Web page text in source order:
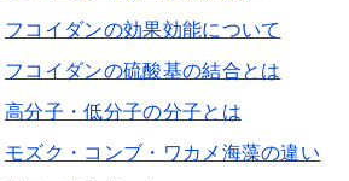
フコイダンの効果効能について
フコイダンの硫酸基の結合とは
高分子・低分子の分子とは
モズク・コンブ・ワカメ海藻の違い